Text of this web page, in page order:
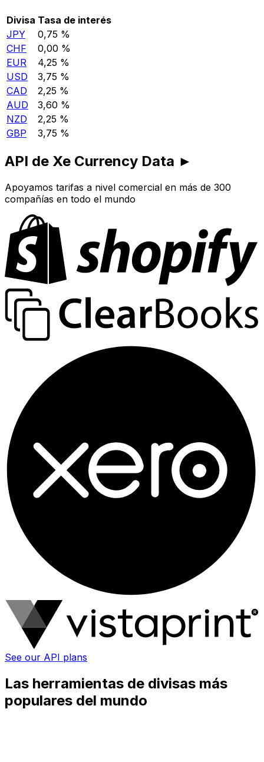
Divisa Tasa de interés
JPY
0,75 %
CHF
0,00 %
EUR
4,25 %
USD
3,75 %
CAD
2,25 %
AUD
3,60 %
NZD
2,25 %
GBP
3,75 %
API de Xe Currency Data ►
Apoyamos tarifas a nivel comercial en más de 300
compañías en todo el mundo
See our API plans
Las herramientas de divisas más
populares del mundo